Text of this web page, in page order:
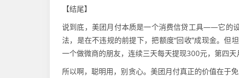
【结尾】
说到底，美团月付本质是一个消费信贷工具——它的
法，是在不违规的前提下，把额度“回收”成现金。
一个做微商的朋友，连续三天每天提现300元，第四天
所以啊，聪明用，别贪心。美团月付真正的价值在